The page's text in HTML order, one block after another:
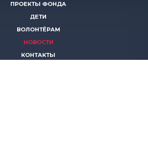
ПРОЕКТЫ ФОНДА
ДЕТИ
ВОЛОНТЁРАМ
НОВОСТИ
КОНТАКТЫ